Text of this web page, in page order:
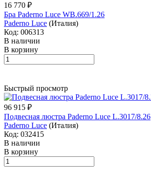
16 770 ₽
Бра Paderno Luce WB.669/1.26
Paderno Luce (Италия)
Код: 006313
В наличии
В корзину
Быстрый просмотр
96 915 ₽
Подвесная люстра Paderno Luce L.3017/8.26
Paderno Luce (Италия)
Код: 032415
В наличии
В корзину